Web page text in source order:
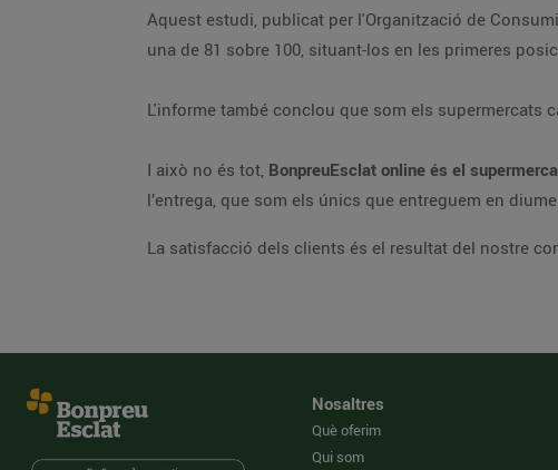
Aquest estudi, publicat per l'Organització de
una de 81 sobre 100, situant-los en les primeres
L'informe també conclou que som els supermercats
I això no és tot, BonpreuEsclat online és el
l’entrega, que som els únics que entreguem en
La satisfacció dels clients és el resultat del nostre
Nosaltres
Què oferim
Qui som